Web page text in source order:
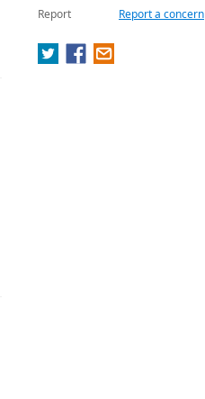
Report
Report a concern